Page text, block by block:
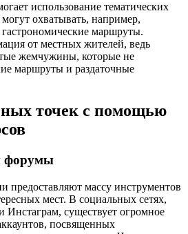
использование тематических
охватывать, например,
маршруты.
от местных жителей, ведь
жемчужины, которые не
маршруты и раздаточные
точек с помощью
форумы
предоставляют массу инструментов
мест. В социальных сетях,
Инстаграм, существует огромное
посвященных